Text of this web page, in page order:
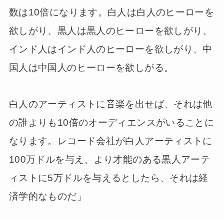
数は10倍になります。白人は白人のヒーローを
欲しがり、黒人は黒人のヒーローを欲しがり、
インド人はインド人のヒーローを欲しがり、中
国人は中国人のヒーローを欲しがる。
白人のアーティストに音楽を出せば、それは他
の誰よりも10倍のオーディエンスがいることに
なります。レコード会社が白人アーティストに
100万ドルを与え、より才能のある黒人アーテ
ィストに5万ドルを与えるとしたら、それは経
済学的なものだ」